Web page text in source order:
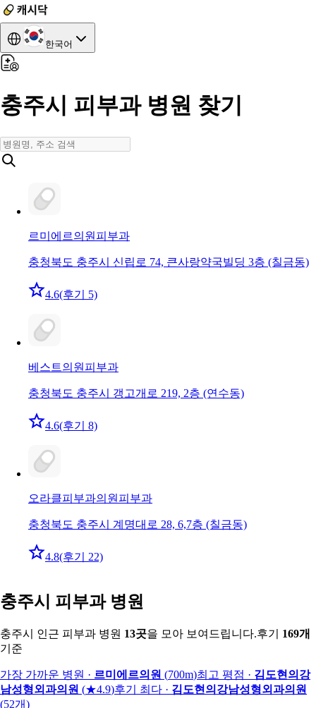
한국어
충주시 피부과 병원 찾기
르미에르의원 피부과
충청북도 충주시 신립로 74, 큰사랑약국빌딩 3층 (칠금동)
4.6(후기 5)
베스트의원 피부과
충청북도 충주시 갱고개로 219, 2층 (연수동)
4.6(후기 8)
오라클피부과의원 피부과
충청북도 충주시 계명대로 28, 6,7층 (칠금동)
4.8(후기 22)
충주시 피부과 병원
충주시 인근 피부과 병원 13곳을 모아 보여드립니다.후기 169개
기준
가장 가까운 병원 · 르미에르의원 (700m)최고 평점 · 김도현의강
남성형외과의원 (★4.9)후기 최다 · 김도현의강남성형외과의원
(52개)